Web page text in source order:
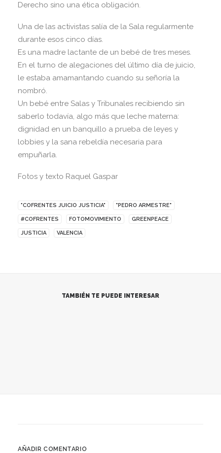
Derecho sino una ética obligación.
Una de las activistas salía de la Sala regularmente
durante esos cinco días.
Es una madre lactante de un bebé de tres meses.
En el turno de alegaciones del último día de juicio,
le estaba amamantando cuando su señoría la
nombró.
Un bebé entre Salas y Tribunales recibiendo sin
saberlo todavía, algo más que leche materna:
dignidad en un banquillo a prueba de leyes y
lobbies y la sana rebeldía necesaria para
empuñarla.
Fotos y texto Raquel Gaspar
"COFRENTES JUICIO JUSTICIA" "PEDRO ARMESTRE"
#COFRENTES FOTOMOVIMIENTO GREENPEACE
JUSTICIA VALENCIA
TAMBIÉN TE PUEDE INTERESAR
AÑADIR COMENTARIO